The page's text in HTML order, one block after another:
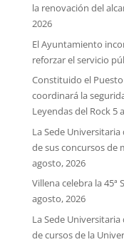
la renovación del
2026
El Ayuntamiento
reforzar el servicio
Constituido el
coordinará la
Leyendas del Rock 5
La Sede
de sus concursos de
agosto, 2026
Villena celebra la 45ª
agosto, 2026
La Sede
de cursos de la